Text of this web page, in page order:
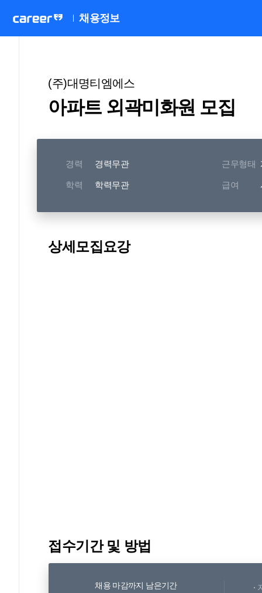
채용정보
(주)대명티엠에스
아파트 외곽미화원 모집
경력 경력무관 근무형태
학력 학력무관 급여
상세모집요강
접수기간 및 방법
채용 마감까지 남은기간